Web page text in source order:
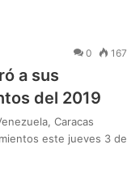
0 167
a sus
del 2019
Caracas
este jueves 3 de